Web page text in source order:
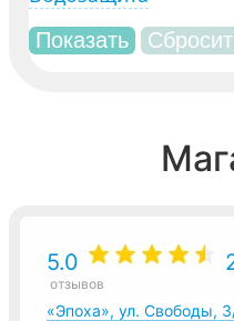
5.0
отзывов
«Эпоха», ул. Свободы,